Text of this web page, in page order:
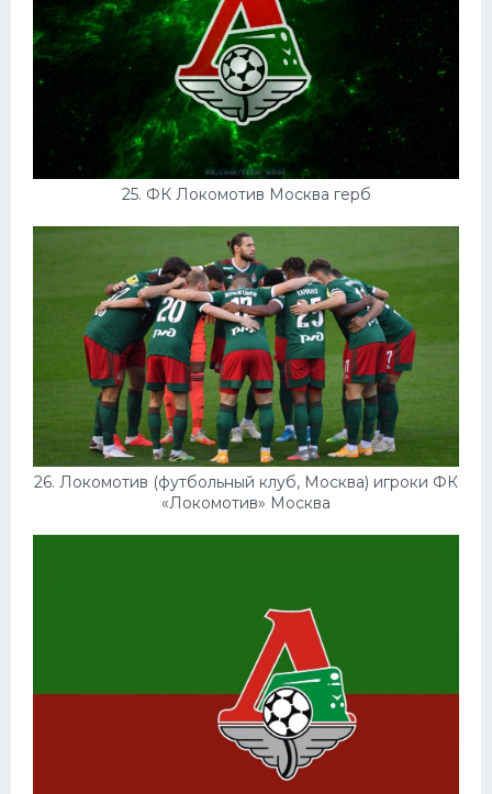
25. ФК Локомотив Москва герб
26. Локомотив (футбольный клуб, Москва) игроки ФК
«Локомотив» Москва